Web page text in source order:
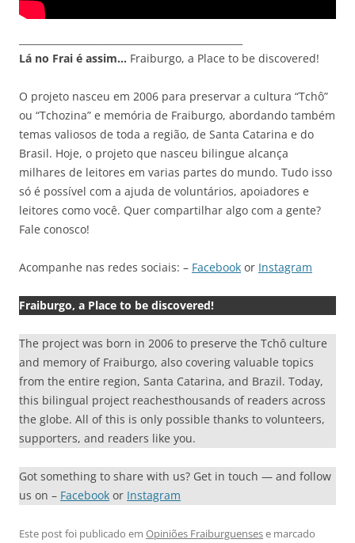
Lá no Frai é assim… Fraiburgo, a Place to be discovered!
O projeto nasceu em 2006 para preservar a cultura “Tchô”
ou “Tchozina” e memória de Fraiburgo, abordando também
temas valiosos de toda a região, de Santa Catarina e do
Brasil. Hoje, o projeto que nasceu bilingue alcança
milhares de leitores em varias partes do mundo. Tudo isso
só é possível com a ajuda de voluntários, apoiadores e
leitores como você. Quer compartilhar algo com a gente?
Fale conosco!
Acompanhe nas redes sociais: – Facebook or Instagram
Fraiburgo, a Place to be discovered!
The project was born in 2006 to preserve the Tchô culture
and memory of Fraiburgo, also covering valuable topics
from the entire region, Santa Catarina, and Brazil. Today,
this bilingual project reachesthousands of readers across
the globe. All of this is only possible thanks to volunteers,
supporters, and readers like you.
Got something to share with us? Get in touch — and follow
us on – Facebook or Instagram
Este post foi publicado em Opiniões Fraiburguensese marcado